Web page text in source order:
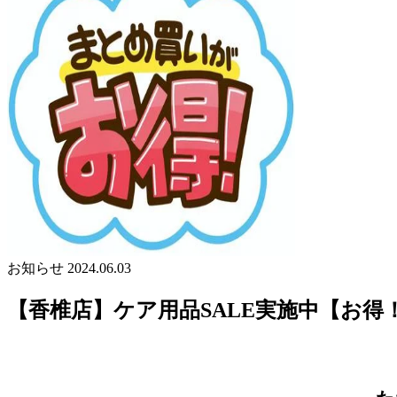
お知らせ 2024.06.03
【香椎店】ケア用品SALE実施中【お